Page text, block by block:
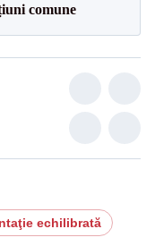
comune
echilibrată